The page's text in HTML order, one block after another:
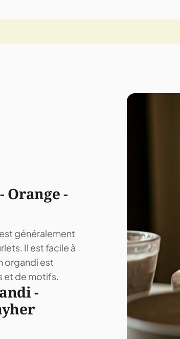
Orange -
généralement
Il est facile à
organdi est
et de motifs.
-